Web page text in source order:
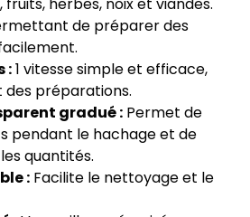
de préparer des
:1 vitesse simple et efficace,
préparations.
gradué : Permet de
pendant le hachage et de
quantités.
: Facilite le nettoyage et le